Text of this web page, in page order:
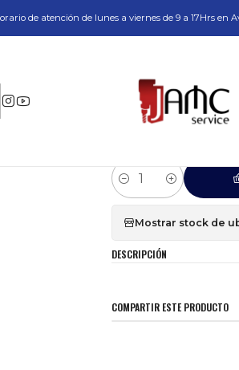
Técnico
de atención de lunes a viernes de 9 a 17Hrs en
Repuesto
Cantidad
Mostrar stock de
DESCRIPCIÓN
COMPARTIR ESTE PRODUCTO